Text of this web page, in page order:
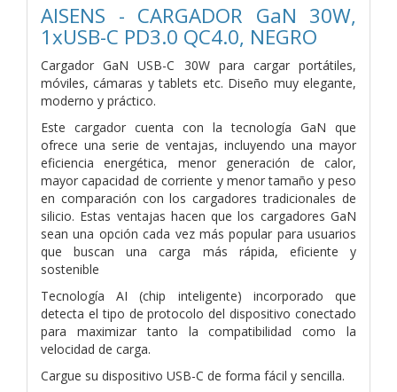
AISENS - CARGADOR GaN 30W,
1xUSB-C PD3.0 QC4.0, NEGRO
Cargador GaN USB-C 30W para cargar portátiles,
móviles, cámaras y tablets etc. Diseño muy elegante,
moderno y práctico.
Este cargador cuenta con la tecnología GaN que
ofrece una serie de ventajas, incluyendo una mayor
eficiencia energética, menor generación de calor,
mayor capacidad de corriente y menor tamaño y peso
en comparación con los cargadores tradicionales de
silicio. Estas ventajas hacen que los cargadores GaN
sean una opción cada vez más popular para usuarios
que buscan una carga más rápida, eficiente y
sostenible
Tecnología AI (chip inteligente) incorporado que
detecta el tipo de protocolo del dispositivo conectado
para maximizar tanto la compatibilidad como la
velocidad de carga.
Cargue su dispositivo USB-C de forma fácil y sencilla.